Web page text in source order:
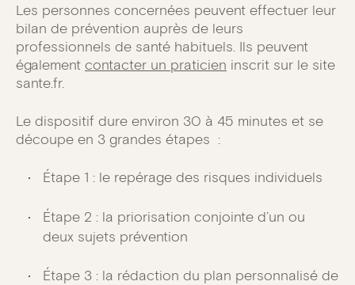
Les personnes concernées peuvent effectuer leur
bilan de prévention auprès de leurs
professionnels de santé habituels. Ils peuvent
également contacter un praticien inscrit sur le site
sante.fr.
Le dispositif dure environ 30 à 45 minutes et se
découpe en 3 grandes étapes :
Étape 1 : le repérage des risques individuels
Étape 2 : la priorisation conjointe d’un ou
deux sujets prévention
Étape 3 : la rédaction du plan personnalisé de